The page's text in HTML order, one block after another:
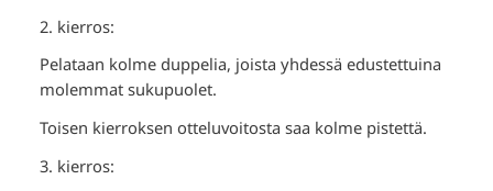
2. kierros:
Pelataan kolme duppelia, joista yhdessä edustettuina
molemmat sukupuolet.
Toisen kierroksen otteluvoitosta saa kolme pistettä.
3. kierros: